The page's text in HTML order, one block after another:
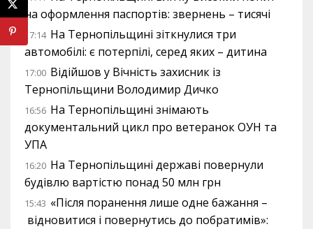
на оформлення паспортів: звернень – тисячі
17:14 На Тернопільщині зіткнулися три
автомобілі: є потерпілі, серед яких – дитина
17:00 Відійшов у Вічність захисник із
Тернопільщини Володимир Дичко
16:56 На Тернопільщині знімають
документальний цикл про ветеранок ОУН та
УПА
16:20 На Тернопільщині державі повернули
будівлю вартістю понад 50 млн грн
15:43 «Після поранення лише одне бажання –
відновитися і повернутись до побратимів»: